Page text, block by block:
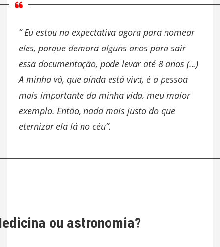
“ Eu estou na expectativa agora para nomear
eles, porque demora alguns anos para sair
essa documentação, pode levar até 8 anos (…)
A minha vó, que ainda está viva, é a pessoa
mais importante da minha vida, meu maior
exemplo. Então, nada mais justo do que
eternizar ela lá no céu”.
ou astronomia?